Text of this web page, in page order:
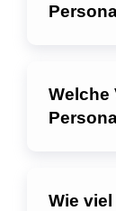
Welche
Wie